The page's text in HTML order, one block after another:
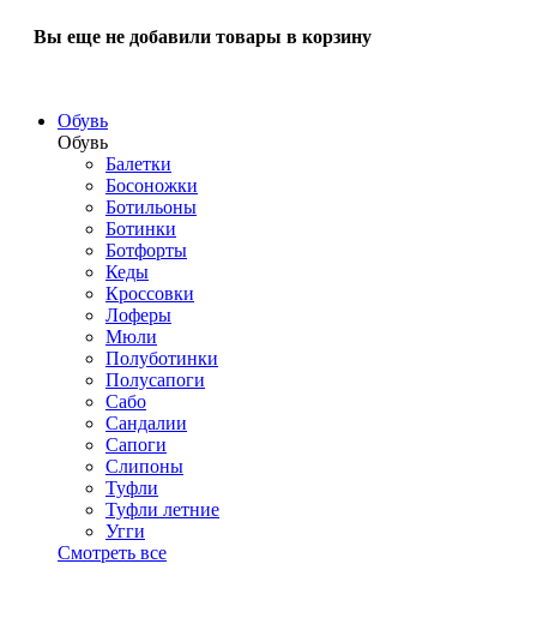
Вы еще не добавили товары в корзину
Обувь
Обувь
Балетки
Босоножки
Ботильоны
Ботинки
Ботфорты
Кеды
Кроссовки
Лоферы
Мюли
Полуботинки
Полусапоги
Сабо
Сандалии
Сапоги
Слипоны
Туфли
Туфли летние
Угги
Смотреть все